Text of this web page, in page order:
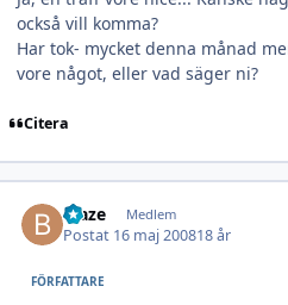
också vill komma?
Har tok- mycket denna månad
vore något, eller vad säger ni?
Citera
blaze Medlem
Postat 16 maj 200818 år
FÖRFATTARE